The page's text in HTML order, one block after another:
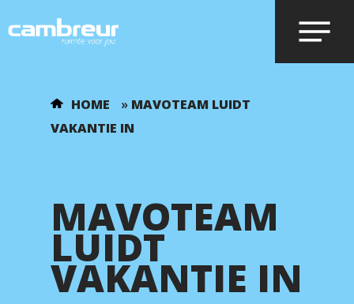
Voer je zoekopdracht in en druk op
HOME » MAVOTEAM LUIDT
VAKANTIE IN
MAVOTEAM
LUIDT
VAKANTIE IN